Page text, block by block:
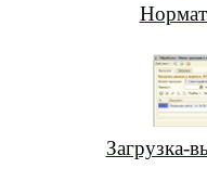
Загрузка-